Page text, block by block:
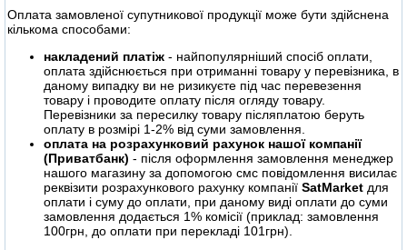
Оплата замовленої супутникової продукції може бути здійснена
кількома способами:
накладений платіж - найпопулярніший спосіб оплати,
оплата здійснюється при отриманні товару у перевізника, в
даному випадку ви не ризикуєте під час перевезення
товару і проводите оплату після огляду товару.
Перевізники за пересилку товару післяплатою беруть
оплату в розмірі 1-2% від суми замовлення.
оплата на розрахунковий рахунок нашої компанії
(Приватбанк) - після оформлення замовлення менеджер
нашого магазину за допомогою смс повідомлення висилає
реквізити розрахункового рахунку компанії SatMarket для
оплати і суму до оплати, при даному виді оплати до суми
замовлення додається 1% комісії (приклад: замовлення
100грн, до оплати при перекладі 101грн).